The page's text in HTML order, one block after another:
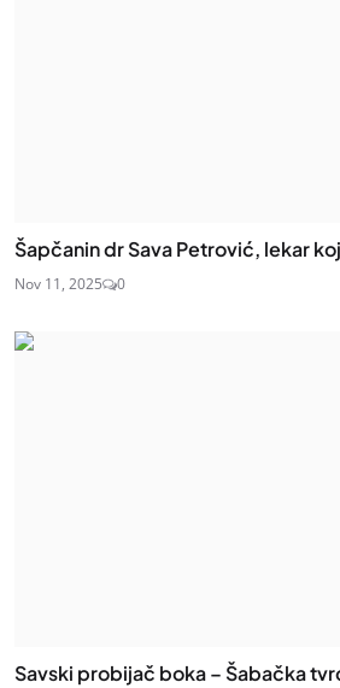
Šapčanin dr Sava Petrović, lekar
Nov 11, 2025 0
Savski probijač boka – Šabačka